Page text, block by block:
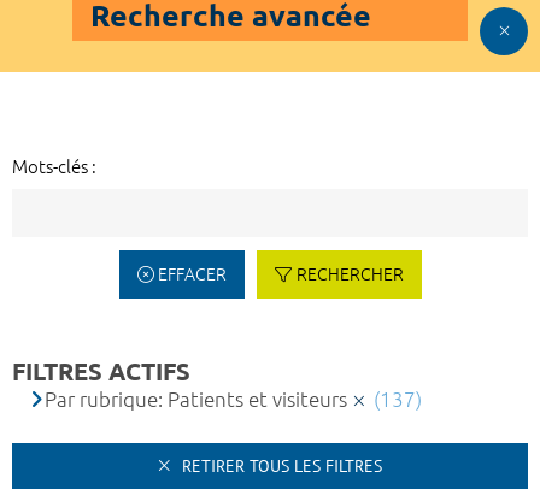
Recherche avancée
Mots-clés :
EFFACER RECHERCHER
FILTRES ACTIFS
Par rubrique: Patients et visiteurs (137)
RETIRER TOUS LES FILTRES